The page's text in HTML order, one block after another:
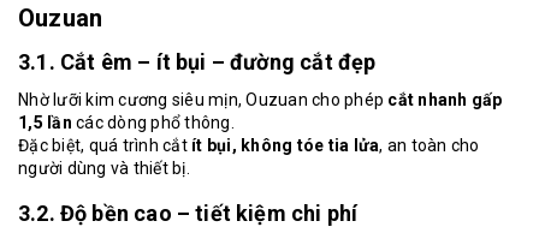
Ouzuan
3.1. Cắt êm – ít bụi – đường cắt đẹp
Nhờ lưỡi kim cương siêu mịn, Ouzuan cho phép cắt nhanh gấp
1,5 lần các dòng phổ thông.
Đặc biệt, quá trình cắt ít bụi, không tóe tia lửa, an toàn cho
người dùng và thiết bị.
3.2. Độ bền cao – tiết kiệm chi phí